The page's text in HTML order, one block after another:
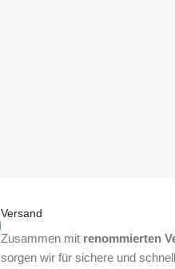
Versand
Zusammen mit renommierten
sorgen wir für sichere und